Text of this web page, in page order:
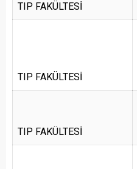
TIP FAKÜLTESİ
TIP FAKÜLTESİ
TIP FAKÜLTESİ